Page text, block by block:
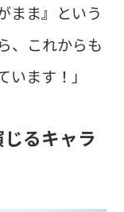
まま』という
、これからも
ます！」
るキャラ